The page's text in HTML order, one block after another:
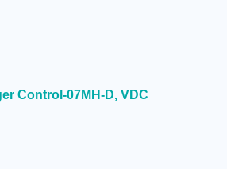
Control-07MH-D, VDC